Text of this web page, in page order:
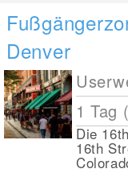
Denver
1 Tag
Die
16th